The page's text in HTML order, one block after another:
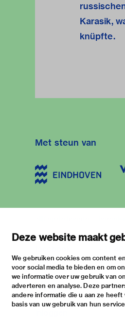
Deze website maakt
We gebruiken cookies om content
voor social media te bieden en om
we informatie over uw gebruik van
adverteren en analyse. Deze
andere informatie die u aan ze
basis van uw gebruik van hun
Karasik,
knüpfte.
Met steun van
nieuwsbrief
instagram
twitter
linkedin